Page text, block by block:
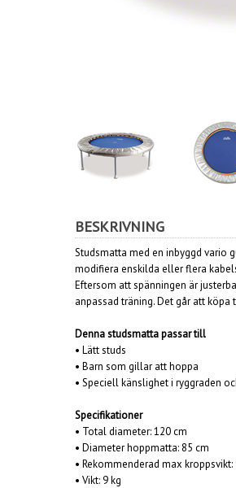
BESKRIVNING
Studsmatta med en inbyggd vario
modifiera enskilda eller flera
Eftersom att spänningen är
anpassad träning. Det går att
Denna studsmatta passar till
• Lätt studs
• Barn som gillar att hoppa
• Speciell känslighet i ryggraden
Specifikationer
• Total diameter: 120 cm
• Diameter hoppmatta: 85 cm
• Rekommenderad max kroppsvikt:
• Vikt: 9 kg